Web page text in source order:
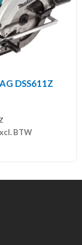
DSS611Z
BTW